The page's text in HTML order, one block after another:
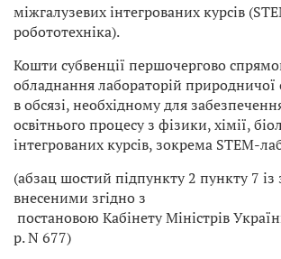
міжгалузевих інтегрованих курсів
робототехніка).
Кошти субвенції першочергово
обладнання лабораторій природничої
в обсязі, необхідному для
освітнього процесу з фізики, хімії,
інтегрованих курсів, зокрема STEM-
(абзац шостий підпункту 2 пункту 7
внесеними згідно з
постановою Кабінету Міністрів
р. N 677)